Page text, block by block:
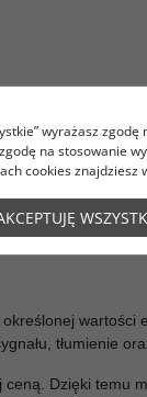
W
efekt
tłumienie
Dzięki temu
wyrażasz
na stosowanie
cookies znajdziesz